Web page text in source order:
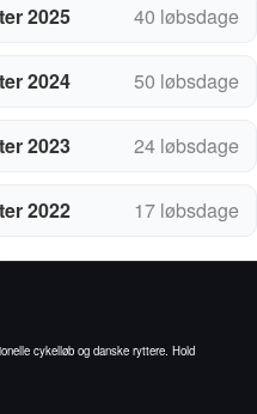
2025 40 løbsdage
2024 50 løbsdage
2023 24 løbsdage
2022 17 løbsdage
cykelløb og danske ryttere. Hold